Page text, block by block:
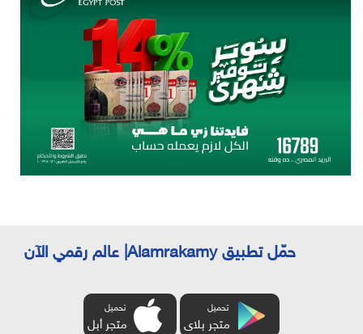
حمّل تطبيق Alamrakamy| عالم رقمي الآن
تحميل
متجر بلاى
تحميل
متجر أبل